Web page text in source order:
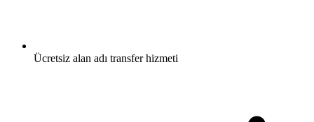
Ücretsiz alan adı transfer hizmeti